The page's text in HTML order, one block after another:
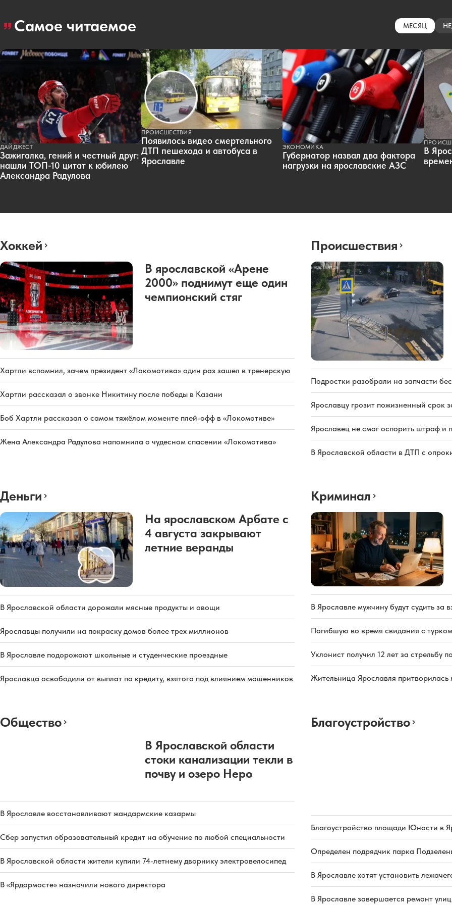
Самое читаемое МЕСЯЦ
ДАЙДЖЕСТ
Зажигалка, гений и честный друг:
нашли ТОП-10 цитат к юбилею
Александра Радулова
ПРОИСШЕСТВИЯ
Появилось видео смертельного
ДТП пешехода и автобуса в
Ярославле
ЭКОНОМИКА
Губернатор назвал два фактора
нагрузки на ярославские АЗС
В
Хоккей
В ярославской «Арене
2000» поднимут еще один
чемпионский стяг
Хартли вспомнил, зачем президент «Локомотива» один раз зашел в тренерскую
Хартли рассказал о звонке Никитину после победы в Казани
Боб Хартли рассказал о самом тяжёлом моменте плей-офф в «Локомотиве»
Жена Александра Радулова напомнила о чудесном спасении «Локомотива»
Происшествия
Подростки разобрали на запчасти
Ярославцу грозит пожизненный срок
Ярославец не смог оспорить штраф и
В Ярославской области в ДТП с
Деньги
На ярославском Арбате с
4 августа закрывают
летние веранды
В Ярославской области дорожали мясные продукты и овощи
Ярославцы получили на покраску домов более трех миллионов
В Ярославле подорожают школьные и студенческие проездные
Ярославца освободили от выплат по кредиту, взятого под влиянием мошенников
Криминал
В Ярославле мужчину будут судить за
Погибшую во время свидания с
Уклонист получил 12 лет за стрельбу
Жительница Ярославля
Общество
В Ярославской области
стоки канализации текли в
почву и озеро Неро
В Ярославле восстанавливают жандармские казармы
Сбер запустил образовательный кредит на обучение по любой специальности
В Ярославской области жители купили 74-летнему дворнику электровелосипед
В «Ярдормосте» назначили нового директора
Благоустройство
Благоустройство площади Юности в
Определен подрядчик парка
В Ярославле хотят установить
В Ярославле завершается ремонт